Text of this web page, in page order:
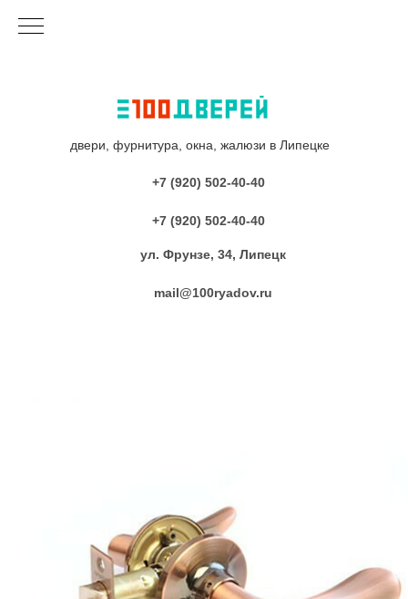
двери, фурнитура, окна, жалюзи в Липецке
+7 (920) 502-40-40
+7 (920) 502-40-40
ул. Фрунзе, 34, Липецк
mail@100ryadov.ru